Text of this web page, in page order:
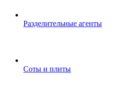
Разделительные агенты
Соты и плиты